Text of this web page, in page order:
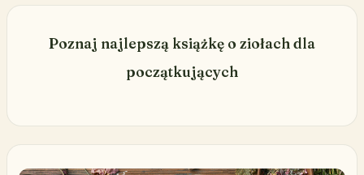
Poznaj najlepszą książkę o ziołach dla
początkujących